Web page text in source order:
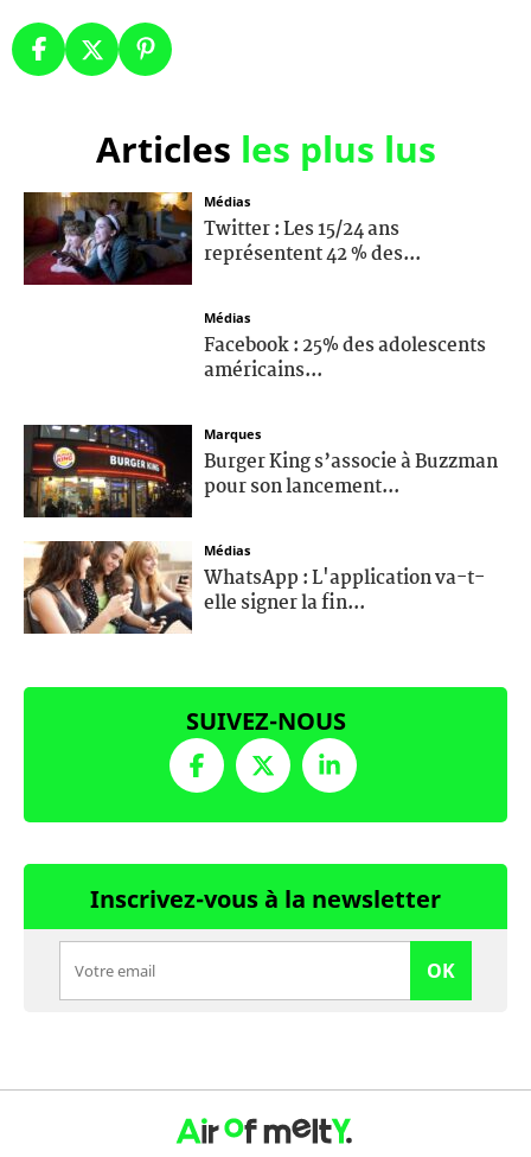
Articles les plus lus
Médias
Twitter : Les 15/24 ans
représentent 42 % des...
Médias
Facebook : 25% des adolescents
américains...
Marques
Burger King s’associe à Buzzman
pour son lancement...
Médias
WhatsApp : L'application va-t-
elle signer la fin...
SUIVEZ-NOUS
Inscrivez-vous à la newsletter
OK